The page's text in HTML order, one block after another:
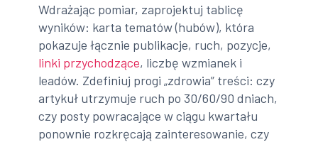
Wdrażając pomiar, zaprojektuj tablicę
wyników: karta tematów (hubów), która
pokazuje łącznie publikacje, ruch, pozycje,
linki przychodzące, liczbę wzmianek i
leadów. Zdefiniuj progi „zdrowia” treści: czy
artykuł utrzymuje ruch po 30/60/90 dniach,
czy posty powracające w ciągu kwartału
ponownie rozkręcają zainteresowanie, czy